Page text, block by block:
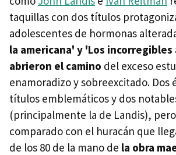
taquillas con dos títulos
adolescentes de hormonas
la americana' y 'Los
abrieron el camino del exceso
enamoradizo y sobreexcitado. Dos
títulos emblemáticos y dos
(principalmente la de Landis),
comparado con el huracán que
de los 80 de la mano de la obra